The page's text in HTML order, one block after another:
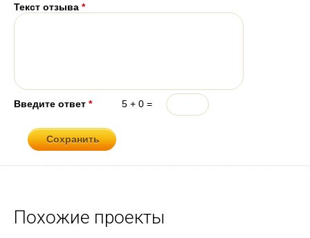
Текст отзыва *
Введите ответ * 5 + 0 =
Похожие проекты